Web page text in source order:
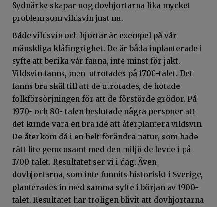
Sydnärke skapar nog dovhjortarna lika mycket
problem som vildsvin just nu.
Både vildsvin och hjortar är exempel på vår
mänskliga klåfingrighet. De är båda inplanterade i
syfte att berika vår fauna, inte minst för jakt.
Vildsvin fanns, men utrotades på 1700-talet. Det
fanns bra skäl till att de utrotades, de hotade
folkförsörjningen för att de förstörde grödor. På
1970- och 80- talen beslutade några personer att
det kunde vara en bra idé att återplantera vildsvin.
De återkom då i en helt förändra natur, som hade
rätt lite gemensamt med den miljö de levde i på
1700-talet. Resultatet ser vi i dag. Även
dovhjortarna, som inte funnits historiskt i Sverige,
planterades in med samma syfte i början av 1900-
talet. Resultatet har troligen blivit att dovhjortarna